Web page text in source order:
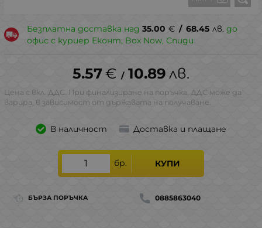
Безплатна доставка над 35.00 € / 68.45 лв. до
офис с куриер Еконт, Box Now, Спиди
5.57€ / 10.89 лв.
Цена с вкл. ДДС. При финализиране на поръчка, ДДС може да
варира, в зависимост от държавата на получаване.
В наличност Доставка и плащане
бр. КУПИ
БЪРЗА ПОРЪЧКА 0885863040